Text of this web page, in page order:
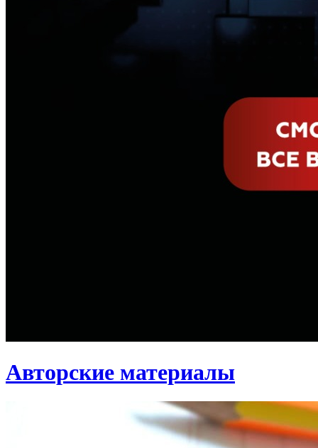
Авторские материалы